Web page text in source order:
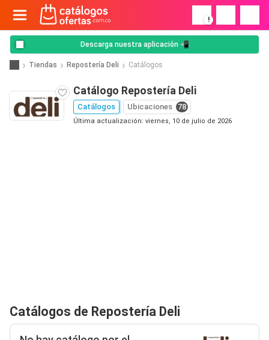
!
Descarga nuestra aplicación 📲
Tiendas Repostería Deli Catálogos
Catálogo Repostería Deli
Catálogos Ubicaciones 78
Última actualización: viernes, 10 de julio de 2026
Catálogos de Repostería Deli